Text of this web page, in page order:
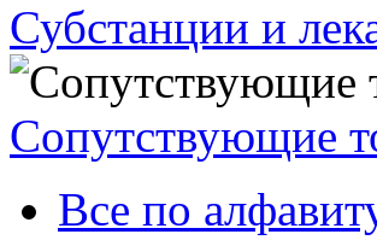
Субстанции и
Сопутствующие
Все по